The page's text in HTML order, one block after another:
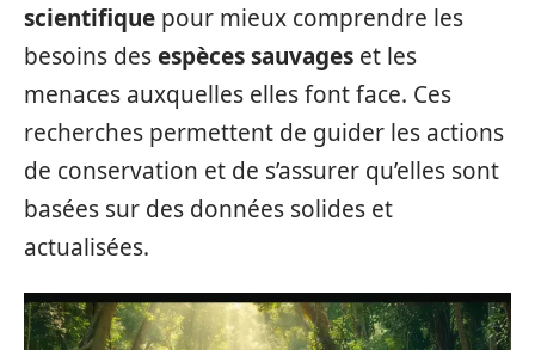
scientifique pour mieux comprendre les
besoins desespèces sauvages et les
menaces auxquelles elles font face. Ces
recherches permettent de guider les actions
de conservation et de s’assurer qu’elles sont
basées sur des données solides et
actualisées.